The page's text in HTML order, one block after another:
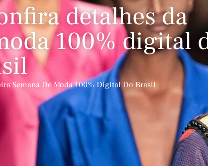
detalhes da
100% digital
Semana De Moda 100% Digital Do Brasil